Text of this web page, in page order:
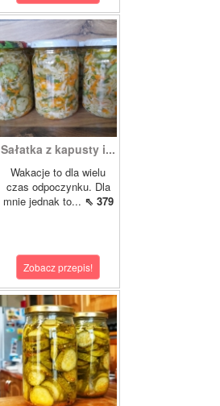
Sałatka z kapusty i...
Wakacje to dla wielu
czas odpoczynku. Dla
mnie jednak to... ⇖ 379
Zobacz przepis!